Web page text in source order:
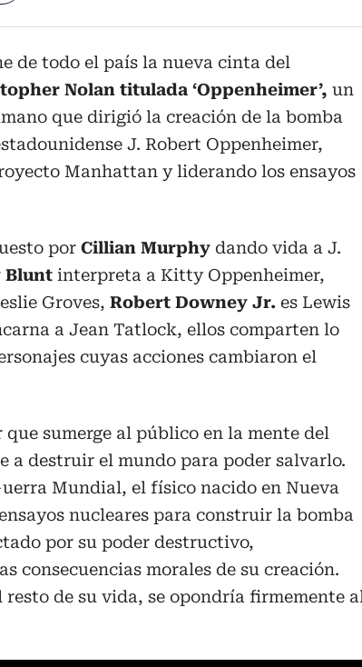
de todo el país la nueva cinta del
Nolan titulada ‘Oppenheimer’, un
que dirigió la creación de la bomba
J. Robert Oppenheimer,
Manhattan y liderando los ensayos
por Cillian Murphy dando vida a J.
Blunt interpreta a Kitty Oppenheimer,
Groves, Robert Downey Jr. es Lewis
a Jean Tatlock, ellos comparten lo
cuyas acciones cambiaron el
que sumerge al público en la mente del
a destruir el mundo para poder salvarlo.
Mundial, el físico nacido en Nueva
nucleares para construir la bomba
por su poder destructivo,
consecuencias morales de su creación.
resto de su vida, se opondría firmemente